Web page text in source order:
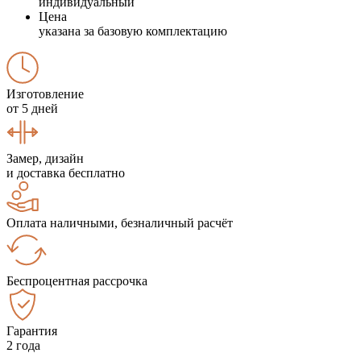
Цена
указана за базовую комплектацию
Изготовление
от 5 дней
Замер, дизайн
и доставка бесплатно
Оплата наличными, безналичный расчёт
Беспроцентная рассрочка
Гарантия
2 года